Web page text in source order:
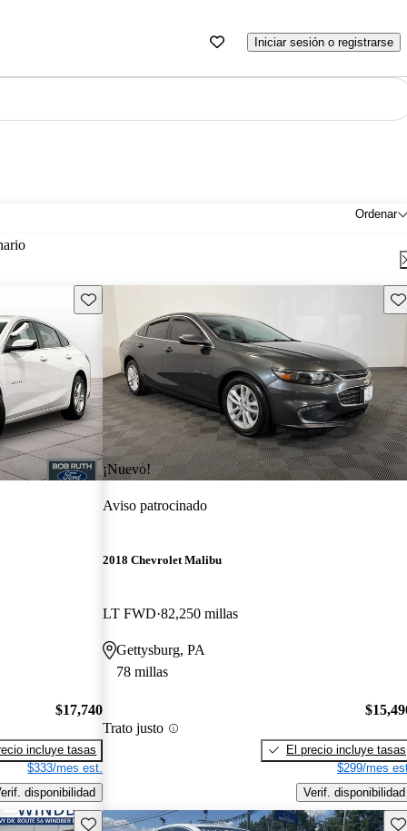
Iniciar sesión o registrarse
Ordenar
Guarda este Aviso
$17,740
incluye tasas
$333/mes est.
disponibilidad
¡Nuevo!
Aviso patrocinado
2018 Chevrolet Malibu
LT FWD 82,250 millas
Gettysburg, PA
78 millas
Trato justo
El precio incluye tasas
$299/mes
Verif. disponibilidad
Guarda este Aviso